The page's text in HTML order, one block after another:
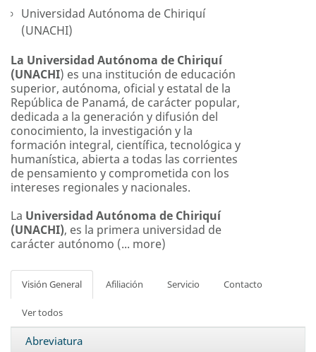
Universidad Autónoma de Chiriquí
(UNACHI)
La Universidad Autónoma de Chiriquí
(UNACHI) es una institución de educación
superior, autónoma, oficial y estatal de la
República de Panamá, de carácter popular,
dedicada a la generación y difusión del
conocimiento, la investigación y la
formación integral, científica, tecnológica y
humanística, abierta a todas las corrientes
de pensamiento y comprometida con los
intereses regionales y nacionales.
La Universidad Autónoma de Chiriquí
(UNACHI), es la primera universidad de
carácter autónomo (... more)
Visión General Afiliación Servicio Contacto
Ver todos
Abreviatura